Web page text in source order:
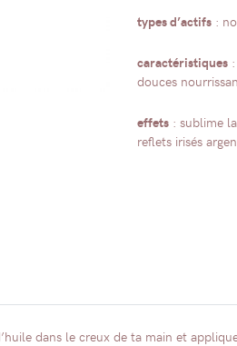
types d’actifs :
caractéristiques
douces
effets : sublime
reflets irisés
dans le creux de ta main et